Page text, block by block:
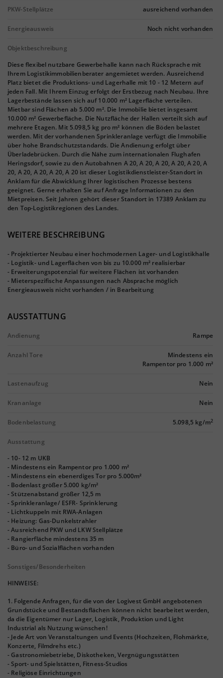
PKW-Stellplätze ausreichend vorhanden
Energieausweis Noch nicht vorhanden
Objektbeschreibung
Diese flexibel nutzbare Gewerbehalle kann nach Rücksprache mit
Ihrem Logistikimmobilienberater angemietet werden. Ausreichend
Platz bietet die Produktions- und Lagerhalle mit 10 - 12 Metern auf
jeden Fall. Mit Ihrem Einzug erfolgt der Erstbezug nach Neubau. Ihre
Lagerbestände lassen sich auf 10.000 m² Lagerfläche verteilen.
Mietbar sind Flächen ab 5.000 m². Die Immobilie bietet insgesamt
10.000 m² Gewerbefläche. Die Nutzfläche der Hallen verteilt sich auf
mehrere Etagen. Mit 5.098,5 kg pro m² können die Böden belastet
werden. Mit der vorhandenen Sprinkleranlage verfügt die Immobilie
über hohe Brandschutzstandards. Die Andienung erfolgt über
Überladebrücken. Durch die Nähe zum internationalen Flughafen
Heringsdorf, sowie zu den Autobahnen A 20, A 20, A 20, A 20, A 20, A
20, A 20, A 20, A 20, A 20 ist dieser Logistikdienstleister-Standort in
Anklam für die Abwicklung Ihrer logistischen Prozesse bestens
geeignet. Gerne erhalten Sie auf Anfrage Informationen zu den
Mietpreisen. Seit Jahren gehört dieser Standort in 17389 Anklam zu
den Top-Logistikregionen des Landes.
WEITERE BESCHREIBUNG
- Projektierter Neubau einer hochmodernen Lager- und Logistikhalle
- Logistik- und Lagerflächen von bis zu 10.000 m² realisierbar
- Erweiterungspotenzial für weitere Flächen ist vorhanden
- Mieterspezifische Anpassungen nach Absprache möglich
Energieausweis nicht vorhanden / in Bearbeitung
AUSSTATTUNG
Andienung Rampe
Anzahl Tore
Mindestens ein
Rampentor pro 1.000 m²
Lastenaufzug Nein
Krananlage Nein
Bodenbelastung 5.098,5 kg/m2
Ausstattung
- 10- 12 m UKB
- Mindestens ein Rampentor pro 1.000 m²
- Mindestens ein ebenerdiges Tor pro 5.000m²
- Bodenlast größer 5.000 kg/m²
- Stützenabstand größer 12,5 m
- Sprinkleranlage/ ESFR- Sprinklerung
- Lichtkuppeln mit RWA-Anlagen
- Heizung: Gas-Dunkelstrahler
- Ausreichend PKW und LKW Stellplätze
- Rangierfläche mindestens 35 m
- Büro- und Sozialflächen vorhanden
Sonstiges/Besonderheiten
HINWEISE:
1. Folgende Anfragen, für die von der Logivest GmbH angebotenen
Grundstücke und Bestandsflächen können nicht bearbeitet werden,
da die Eigentümer nur Lager, Logistik, Produktion und Light
Industrial als Nutzung wünschen!
- Jede Art von Veranstaltungen und Events (Hochzeiten, Flohmärkte,
Konzerte, Filmdrehs etc.)
- Gastronomiebetriebe, Diskotheken, Vergnügungsstätten
- Sport- und Spielstätten, Fitness-Studios
- Religiöse Einrichtungen